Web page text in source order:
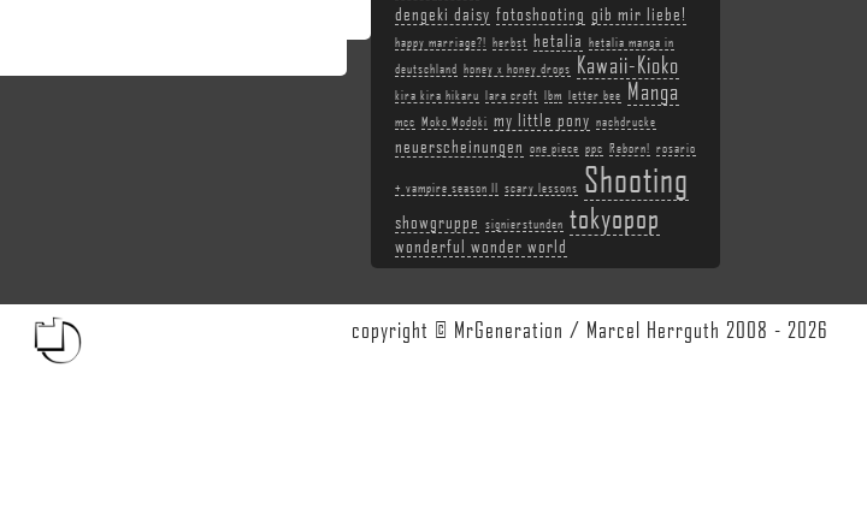
dengeki daisy fotoshooting gib mir liebe!
happy marriage?! herbst hetalia hetalia manga in
deutschland honey x honey drops Kawaii-Kioko
kira kira hikaru lara croft lbm letter bee Manga
mcc Moko Modoki my little pony nachdrucke
neuerscheinungen one piece ppc Reborn! rosario
+ vampire season II scary lessons Shooting
showgruppe signierstunden tokyopop
wonderful wonder world
copyright © MrGeneration / Marcel Herrguth 2008 - 2026